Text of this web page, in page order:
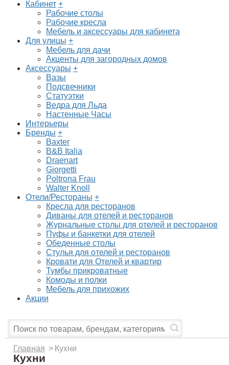
Кабинет +
Рабочие столы
Рабочие кресла
Мебель и аксессуары для кабинета
Для улицы +
Мебель для дачи
Акценты для загородных домов
Аксессуары +
Вазы
Подсвечники
Статуэтки
Ведра для Льда
Настенные Часы
Интерьеры
Бренды +
Baxter
B&B Italia
Draenart
Giorgetti
Poltrona Frau
Walter Knoll
Отели/Рестораны +
Кресла для ресторанов
Диваны для отелей и ресторанов
Журнальные столы для отелей и ресторанов
Пуфы и банкетки для отелей
Обеденные столы
Стулья для отелей и ресторанов
Кровати для Отелей и квартир
Тумбы прикроватные
Комоды и полки
Мебель для прихожих
Акции
Главная > Кухни
Кухни